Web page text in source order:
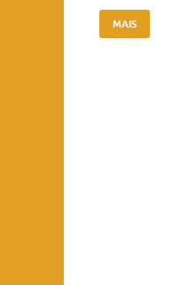
MAIS